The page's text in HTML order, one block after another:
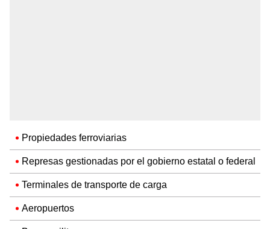
Propiedades ferroviarias
Represas gestionadas por el gobierno estatal o federal
Terminales de transporte de carga
Aeropuertos